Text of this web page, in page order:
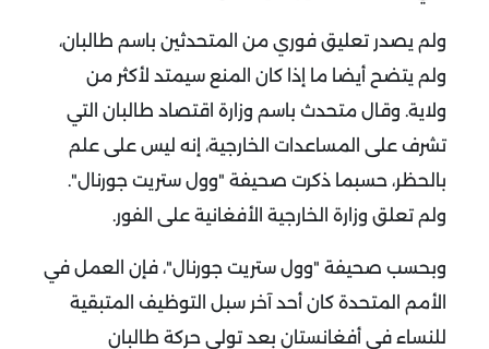
ولم يصدر تعليق فوري من المتحدثين باسم طالبان،
ولم يتضح أيضا ما إذا كان المنع سيمتد لأكثر من
ولاية. وقال متحدث باسم وزارة اقتصاد طالبان التي
تشرف على المساعدات الخارجية، إنه ليس على علم
بالحظر، حسبما ذكرت صحيفة "وول ستريت جورنال".
ولم تعلق وزارة الخارجية الأفغانية على الفور.
وبحسب صحيفة "وول ستريت جورنال"، فإن العمل في
الأمم المتحدة كان أحد آخر سبل التوظيف المتبقية
للنساء في أفغانستان بعد تولي حركة طالبان